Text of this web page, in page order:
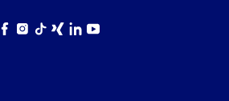
Facebook
Instagram
TikTokXingLinkedIn
YouTube